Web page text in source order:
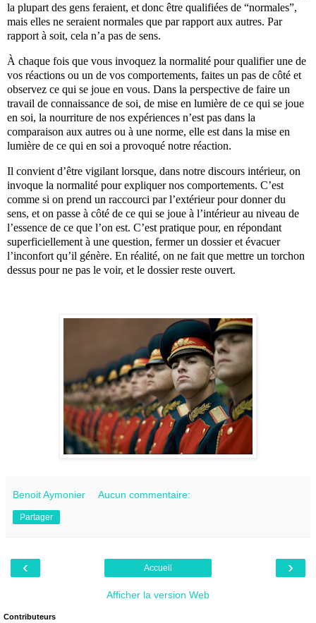
la plupart des gens feraient, et donc être qualifiées de “normales”,
mais elles ne seraient normales que par rapport aux autres. Par
rapport à soit, cela n’a pas de sens.
À chaque fois que vous invoquez la normalité pour qualifier une de
vos réactions ou un de vos comportements, faites un pas de côté et
observez ce qui se joue en vous. Dans la perspective de faire un
travail de connaissance de soi, de mise en lumière de ce qui se joue
en soi, la nourriture de nos expériences n’est pas dans la
comparaison aux autres ou à une norme, elle est dans la mise en
lumière de ce qui en soi a provoqué notre réaction.
Il convient d’être vigilant lorsque, dans notre discours intérieur, on
invoque la normalité pour expliquer nos comportements. C’est
comme si on prend un raccourci par l’extérieur pour donner du
sens, et on passe à côté de ce qui se joue à l’intérieur au niveau de
l’essence de ce que l’on est. C’est pratique pour, en répondant
superficiellement à une question, fermer un dossier et évacuer
l’inconfort qu’il génère. En réalité, on ne fait que mettre un torchon
dessus pour ne pas le voir, et le dossier reste ouvert.
Benoit Aymonier Aucun commentaire:
Partager
‹ ›
Accueil
Afficher la version Web
Contributeurs